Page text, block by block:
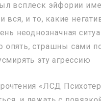
всплеск эйфории
вся, и то, какие
неоднозначная
опять, страшны сами
эту агрессию
«ЛСД